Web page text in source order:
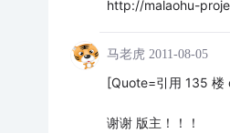
http://malaohu-
马老虎 2011-08-05
[Quote=引用 135 楼
谢谢 版主！！！